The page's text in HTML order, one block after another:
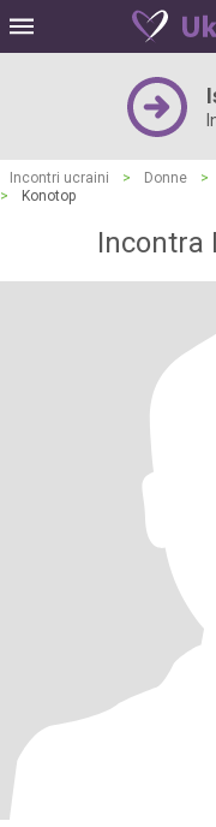
Incontri ucraini > Donne >
>
Konotop
Incontra